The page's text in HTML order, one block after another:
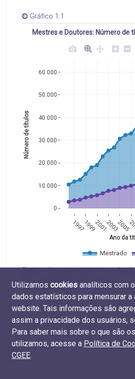
Gráfico 1.1
Mestres e Doutores: Número de
19971999200120032005
0
10.000
20.000
30.000
40.000
50.000
60.000
Mestrado
Ano da
Número de títulos
Fonte:Coleta Capes 1996-2012 e
CGEE. TabelasM.TIT.01eD.TIT.01
Utilizamos cookies analíticos com
dados estatísticos para mensurar a
website. Tais informações são
assim a privacidade dos usuários,
Para saber mais sobre o que são
utilizamos, acesse a Política de
CGEE.